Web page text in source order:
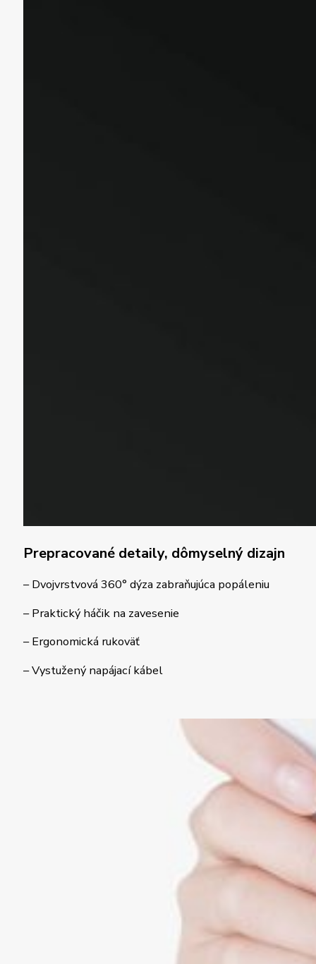
Prepracované detaily, dômyselný dizajn
– Dvojvrstvová 360° dýza zabraňujúca popáleniu
– Praktický háčik na zavesenie
– Ergonomická rukoväť
– Vystužený napájací kábel